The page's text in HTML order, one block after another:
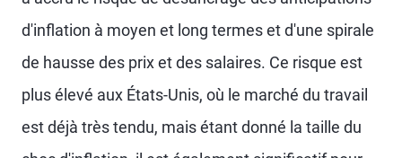
d'inflation à moyen et long termes et d'une spirale
de hausse des prix et des salaires. Ce risque est
plus élevé aux États-Unis, où le marché du travail
est déjà très tendu, mais étant donné la taille du